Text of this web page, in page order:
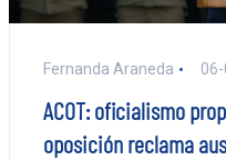
Fernanda Araneda
ACOT: oficialismo
oposición reclama